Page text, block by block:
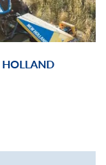
HOLLAND